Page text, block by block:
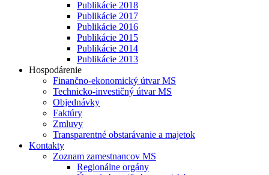
Publikácie 2018
Publikácie 2017
Publikácie 2016
Publikácie 2015
Publikácie 2014
Publikácie 2013
Hospodárenie
Finančno-ekonomický útvar MS
Technicko-investičný útvar MS
Objednávky
Faktúry
Zmluvy
Transparentné obstarávanie a majetok
Kontakty
Zoznam zamestnancov MS
Regionálne orgány